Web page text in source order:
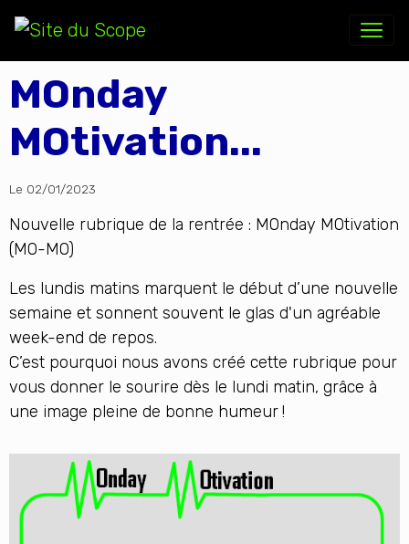
MOnday
MOtivation...
Le 02/01/2023
Nouvelle rubrique de la rentrée : MOnday MOtivation
(MO-MO)
Les lundis matins marquent le début d’une nouvelle
semaine et sonnent souvent le glas d'un agréable
week-end de repos.
C’est pourquoi nous avons créé cette rubrique pour
vous donner le sourire dès le lundi matin, grâce à
une image pleine de bonne humeur !